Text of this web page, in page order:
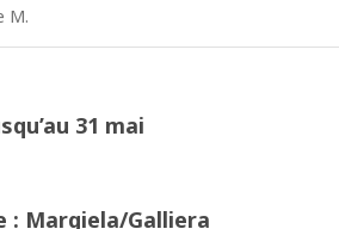
M.
31 mai
: Margiela/Galliera